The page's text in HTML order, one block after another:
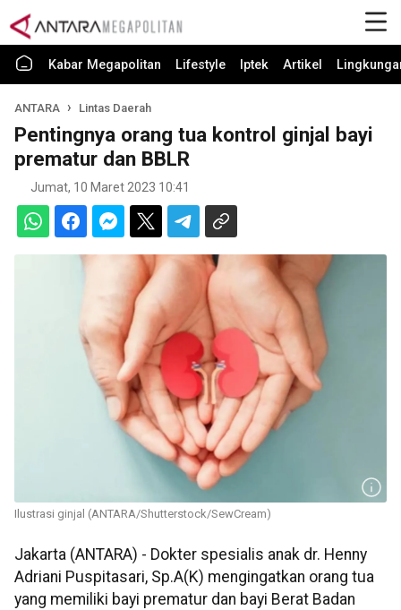
Kabar Megapolitan Lifestyle Iptek Artikel
ANTARA Lintas Daerah
Pentingnya orang tua kontrol ginjal bayi
prematur dan BBLR
Jumat, 10 Maret 2023 10:41
Ilustrasi ginjal (ANTARA/Shutterstock/SewCream)
Jakarta (ANTARA) - Dokter spesialis anak dr. Henny
Adriani Puspitasari, Sp.A(K) mengingatkan orang tua
yang memiliki bayi prematur dan bayi Berat Badan